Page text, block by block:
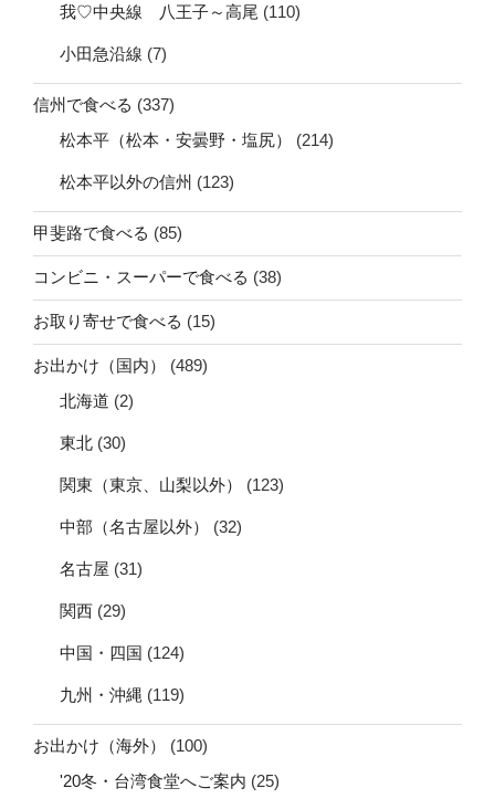
我♡中央線 八王子～高尾 (110)
小田急沿線 (7)
信州で食べる (337)
松本平（松本・安曇野・塩尻）
(214)
松本平以外の信州 (123)
甲斐路で食べる (85)
コンビニ・スーパーで食べる (38)
お取り寄せで食べる (15)
お出かけ（国内）
(489)
北海道 (2)
東北 (30)
関東（東京、山梨以外） (123)
中部（名古屋以外） (32)
名古屋 (31)
関西 (29)
中国・四国 (124)
九州・沖縄 (119)
お出かけ（海外）
(100)
'20冬・台湾食堂へご案内 (25)